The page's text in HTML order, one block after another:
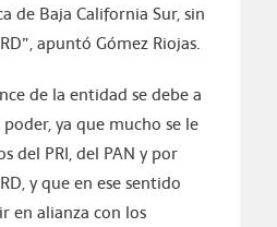
de Baja California Sur, sin
apuntó Gómez Riojas.
de la entidad se debe a
ya que mucho se le
del PRI, del PAN y por
y que en ese sentido
en alianza con los